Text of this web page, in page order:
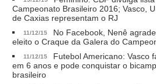
Campeonato Brasileiro 2016; Vasco,
de Caxias representam o RJ
11/12/15
No Facebook, Nenê
eleito o Craque da Galera do
11/12/15
Futebol Americano: Vasco
em 6 anos e pode conquistar o
brasileiro